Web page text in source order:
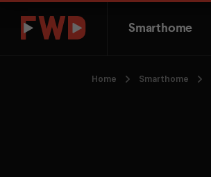
Smarthome
Home Smarthome